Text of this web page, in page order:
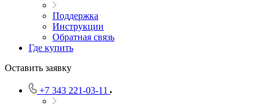
Поддержка
Инструкции
Обратная связь
Где купить
Оставить заявку
+7 343 221-03-11